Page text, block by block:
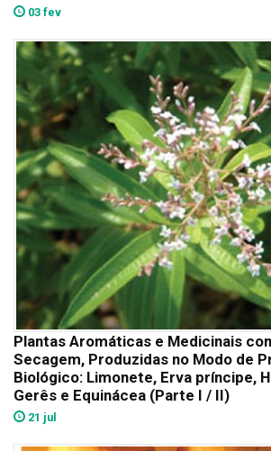
03 fev
Plantas Aromáticas e Medicinais
Secagem, Produzidas no Modo de
Biológico: Limonete, Erva príncipe,
Gerês e Equinácea (Parte I / II)
21 jul